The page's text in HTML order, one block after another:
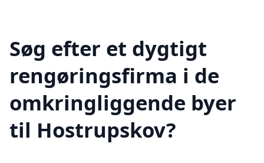
Søg efter et dygtigt
rengøringsfirma i de
omkringliggende byer
til Hostrupskov?